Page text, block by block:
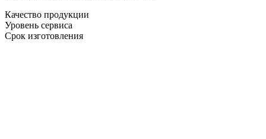
Качество продукции
Уровень сервиса
Срок изготовления